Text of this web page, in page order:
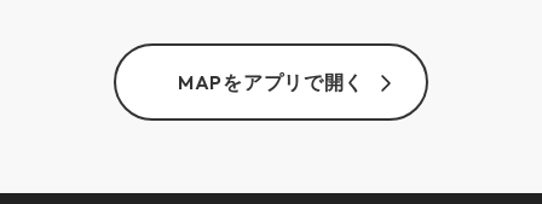
MAPをアプリで開く